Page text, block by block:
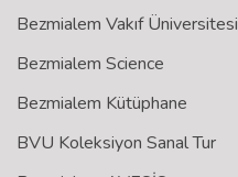
Bezmialem Vakıf Üniversitesi
Bezmialem Science
Bezmialem Kütüphane
BVU Koleksiyon Sanal Tur